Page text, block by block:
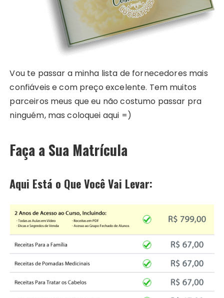
Vou te passar a minha lista de fornecedores mais
confiáveis e com preço excelente. Tem muitos
parceiros meus que eu não costumo passar pra
ninguém, mas coloquei aqui =)
Faça a Sua Matrícula
Aqui Está o Que Você Vai Levar: